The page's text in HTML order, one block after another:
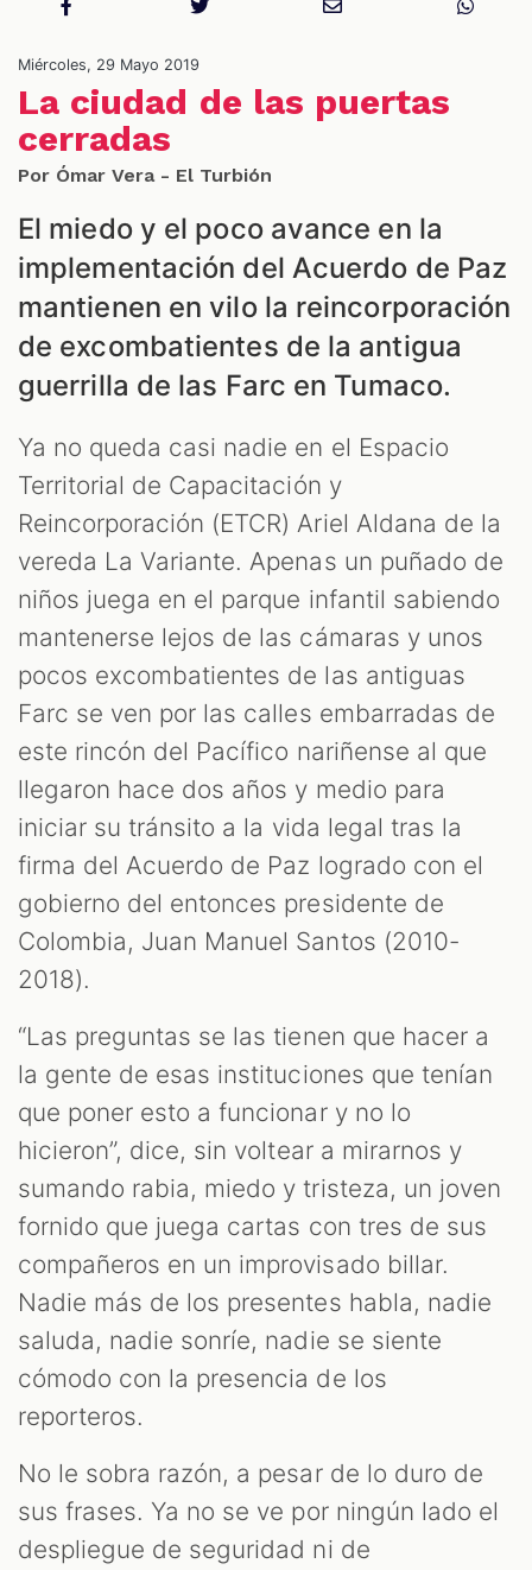
Miércoles, 29 Mayo 2019
La ciudad de las puertas
cerradas
Por Ómar Vera - El Turbión
El miedo y el poco avance en la
implementación del Acuerdo de Paz
mantienen en vilo la reincorporación
de excombatientes de la antigua
guerrilla de las Farc en Tumaco.
Ya no queda casi nadie en el Espacio
Territorial de Capacitación y
Reincorporación (ETCR) Ariel Aldana de la
vereda La Variante. Apenas un puñado de
niños juega en el parque infantil sabiendo
mantenerse lejos de las cámaras y unos
pocos excombatientes de las antiguas
Farc se ven por las calles embarradas de
este rincón del Pacífico nariñense al que
llegaron hace dos años y medio para
iniciar su tránsito a la vida legal tras la
firma del Acuerdo de Paz logrado con el
gobierno del entonces presidente de
Colombia, Juan Manuel Santos (2010-
2018).
“Las preguntas se las tienen que hacer a
la gente de esas instituciones que tenían
que poner esto a funcionar y no lo
hicieron”, dice, sin voltear a mirarnos y
sumando rabia, miedo y tristeza, un joven
fornido que juega cartas con tres de sus
compañeros en un improvisado billar.
Nadie más de los presentes habla, nadie
saluda, nadie sonríe, nadie se siente
cómodo con la presencia de los
reporteros.
No le sobra razón, a pesar de lo duro de
sus frases. Ya no se ve por ningún lado el
despliegue de seguridad ni de